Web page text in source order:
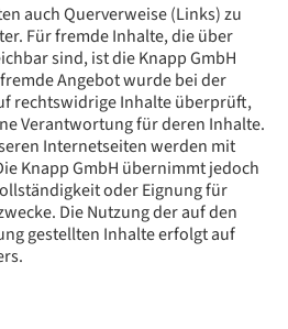
auch Querverweise (Links) zu
Für fremde Inhalte, die über
sind, ist die Knapp GmbH
Angebot wurde bei der
rechtswidrige Inhalte überprüft,
Verantwortung für deren Inhalte.
Internetseiten werden mit
Knapp GmbH übernimmt jedoch
oder Eignung für
Die Nutzung der auf den
gestellten Inhalte erfolgt auf